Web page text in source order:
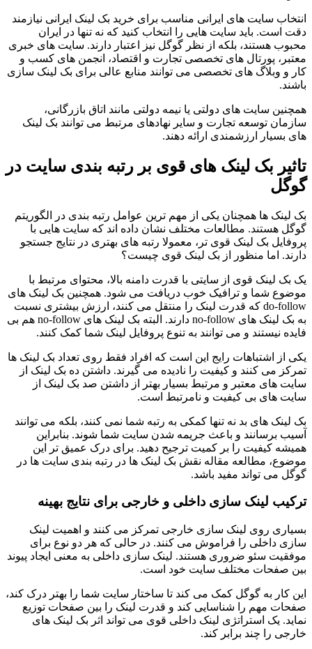
انتخاب سایت های ایرانی مناسب برای خرید بک لینک ایرانی نیازمند
دقت است. باید سایت هایی را انتخاب کنید که نه تنها در ایران
محبوب هستند، بلکه از نظر گوگل نیز اعتبار دارند. سایت های خبری
معتبر، پورتال های تخصصی تجارت و اقتصاد، انجمن های کسب و
کار و وبلاگ های تخصصی می توانند منابع عالی برای بک لینک سازی
باشند.
همچنین سایت های دولتی یا نیمه دولتی مانند اتاق بازرگانی،
سازمان توسعه تجارت و سایر نهادهای مرتبط می توانند بک لینک
های بسیار ارزشمندی ارائه دهند.
تاثیر بک لینک های قوی بر رتبه بندی سایت در
گوگل
بک لینک ها همچنان یکی از مهم ترین عوامل رتبه بندی در الگوریتم
گوگل هستند. مطالعات مختلف نشان داده اند که سایت هایی با
پروفایل بک لینک قوی تر، معمولا رتبه های بهتری در نتایج جستجو
دارند. اما منظور از بک لینک قوی چیست؟
یک بک لینک قوی از سایتی با قدرت دامنه بالا، محتوای مرتبط با
موضوع شما و ترافیک خوب دریافت می شود. همچنین بک لینک های
do-follow که قدرت لینک را منتقل می کنند، ارزش بیشتری نسبت
به بک لینک های no-follow دارند. البته بک لینک های no-follow هم بی
فایده نیستند و می توانند به تنوع پروفایل لینک شما کمک کنند.
یکی از اشتباهات رایج این است که افراد فقط روی تعداد بک لینک ها
تمرکز می کنند و کیفیت را نادیده می گیرند. داشتن ده بک لینک از
سایت های معتبر و مرتبط بسیار بهتر از داشتن صد بک لینک از
سایت های بی کیفیت و نامرتبط است.
بک لینک های بد نه تنها کمکی به رتبه شما نمی کنند، بلکه می توانند
آسیب برسانند و باعث جریمه شدن سایت شما شوند. بنابراین
همیشه کیفیت را بر کمیت ترجیح دهید. برای درک عمیق تر این
موضوع، مطالعه مقاله نقش بک لینک ها در رتبه بندی سایت ها در
گوگل می تواند مفید باشد.
ترکیب لینک سازی داخلی و خارجی برای نتایج بهینه
بسیاری روی لینک سازی خارجی تمرکز می کنند و اهمیت لینک
سازی داخلی را فراموش می کنند. در حالی که هر دو نوع برای
موفقیت سئو ضروری هستند. لینک سازی داخلی به معنی ایجاد پیوند
بین صفحات مختلف سایت خود است.
این کار به گوگل کمک می کند تا ساختار سایت شما را بهتر درک کند،
صفحات مهم را شناسایی کند و قدرت لینک را بین صفحات توزیع
نماید. یک استراتژی لینک داخلی قوی می تواند اثر بک لینک های
خارجی را چند برابر کند.